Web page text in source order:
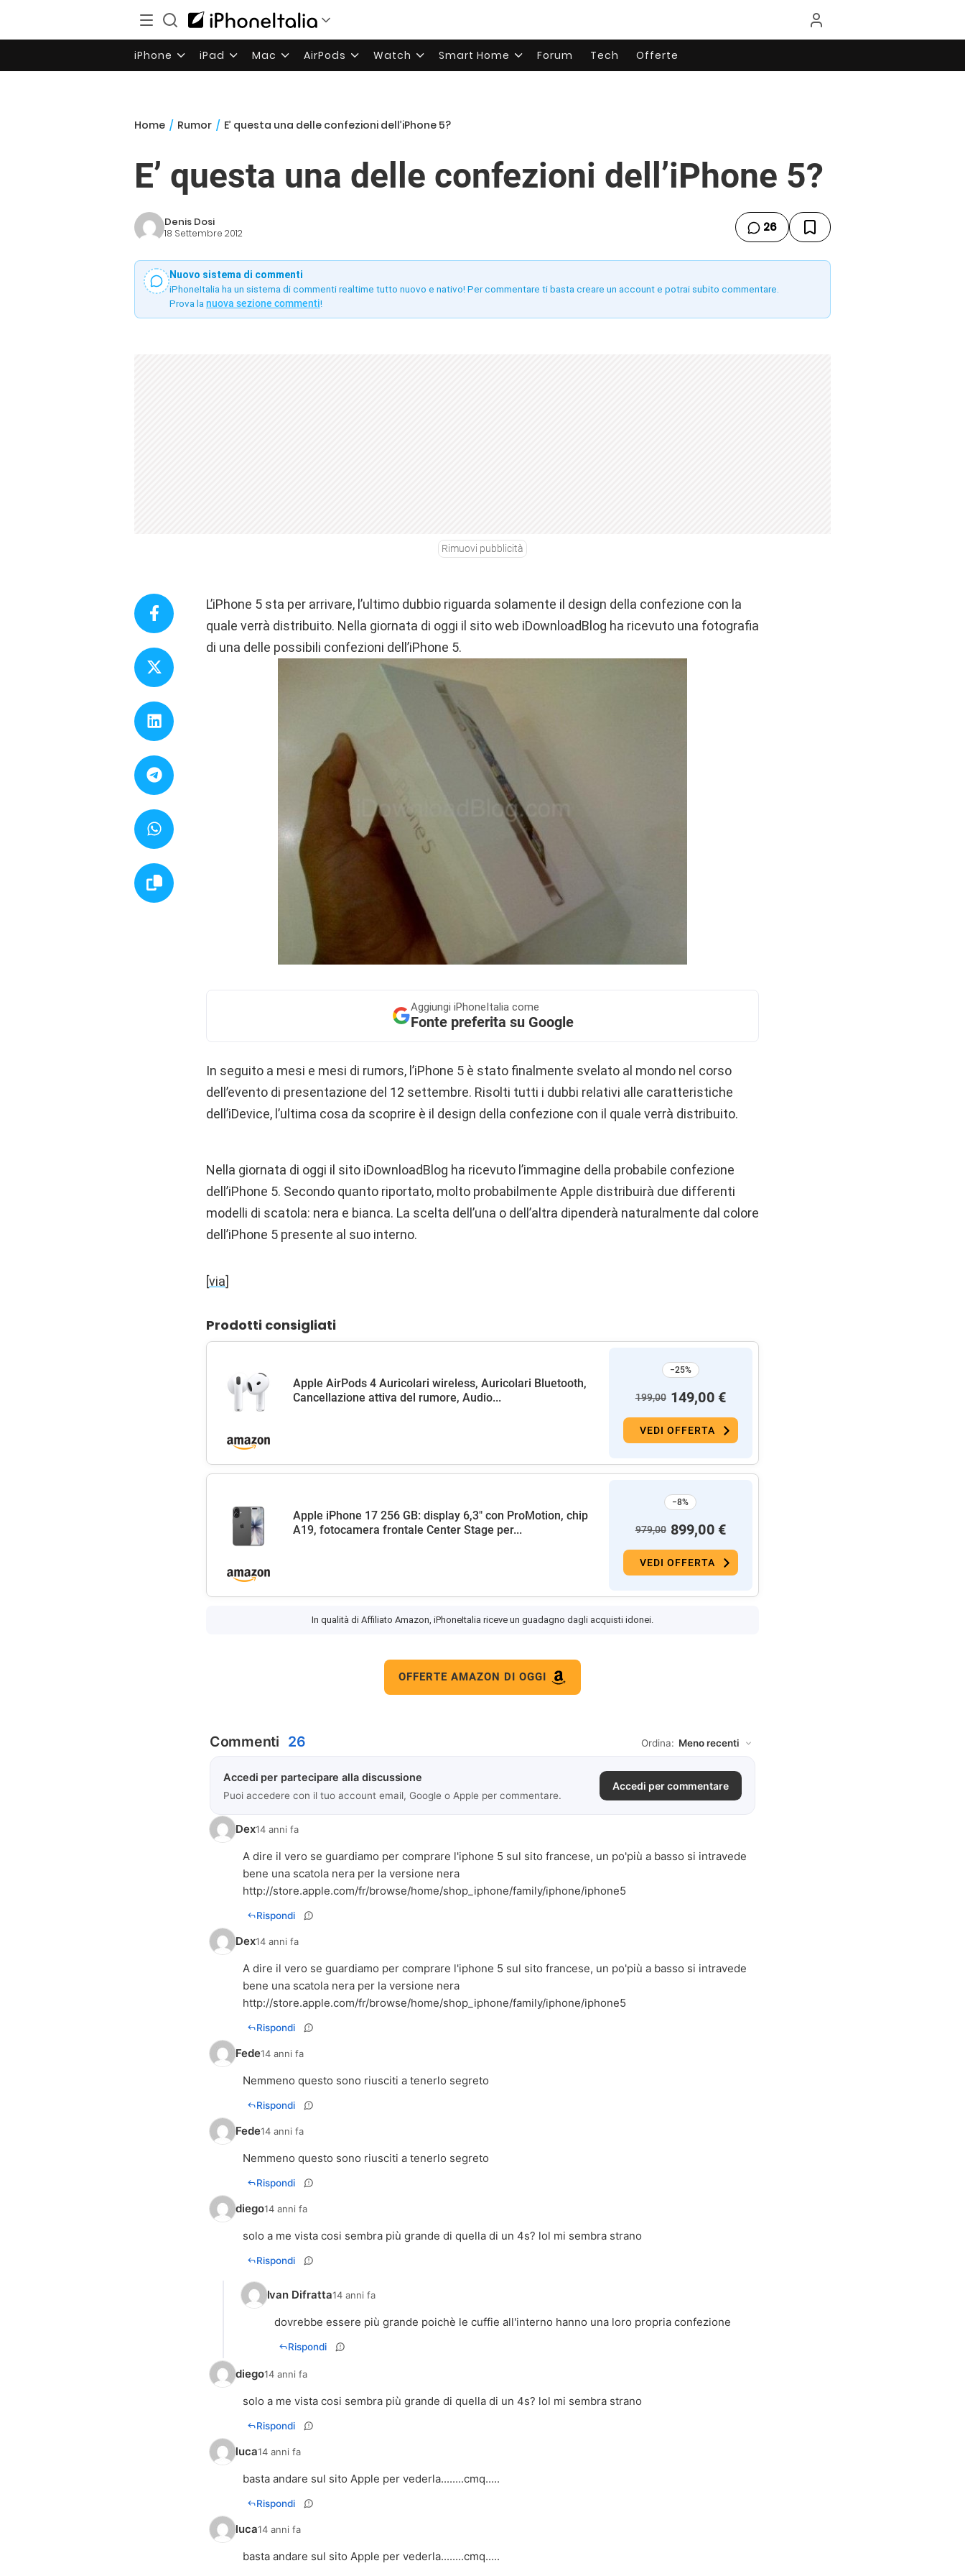
iPhone iPad Mac AirPods Watch Smart Home Forum Tech Offerte
Home / Rumor / E’ questa una delle confezioni dell’iPhone 5?
E’ questa una delle confezioni dell’iPhone 5?
Denis Dosi
18 Settembre 2012 26
Nuovo sistema di commenti
iPhoneItalia ha un sistema di commenti realtime tutto nuovo e nativo! Per commentare ti basta creare un account e potrai subito commentare.
Prova la nuova sezione commenti!
Rimuovi pubblicità
L’iPhone 5 sta per arrivare, l’ultimo dubbio riguarda solamente il design della confezione con la
quale verrà distribuito. Nella giornata di oggi il sito web iDownloadBlog ha ricevuto una fotografia
di una delle possibili confezioni dell’iPhone 5.
Aggiungi iPhoneItalia come
Fonte preferita su Google
In seguito a mesi e mesi di rumors, l’iPhone 5 è stato finalmente svelato al mondo nel corso
dell’evento di presentazione del 12 settembre. Risolti tutti i dubbi relativi alle caratteristiche
dell’iDevice, l’ultima cosa da scoprire è il design della confezione con il quale verrà distribuito.
Nella giornata di oggi il sito iDownloadBlog ha ricevuto l’immagine della probabile confezione
dell’iPhone 5. Secondo quanto riportato, molto probabilmente Apple distribuirà due differenti
modelli di scatola: nera e bianca. La scelta dell’una o dell’altra dipenderà naturalmente dal colore
dell’iPhone 5 presente al suo interno.
[via]
Prodotti consigliati
Apple AirPods 4 Auricolari wireless, Auricolari Bluetooth,
Cancellazione attiva del rumore, Audio...
−25%
199,00 149,00 €
VEDI OFFERTA
Apple iPhone 17 256 GB: display 6,3" con ProMotion, chip
A19, fotocamera frontale Center Stage per...
−8%
979,00 899,00 €
VEDI OFFERTA
In qualità di Affiliato Amazon, iPhoneItalia riceve un guadagno dagli acquisti idonei.
OFFERTE AMAZON DI OGGI
Commenti 26 Ordina:
Accedi per partecipare alla discussione
Puoi accedere con il tuo account email, Google o Apple per commentare.
Accedi per commentare
Dex14 anni fa
A dire il vero se guardiamo per comprare l'iphone 5 sul sito francese, un po'più a basso si intravede
bene una scatola nera per la versione nera
http://store.apple.com/fr/browse/home/shop_iphone/family/iphone/iphone5
Rispondi
Dex14 anni fa
A dire il vero se guardiamo per comprare l'iphone 5 sul sito francese, un po'più a basso si intravede
bene una scatola nera per la versione nera
http://store.apple.com/fr/browse/home/shop_iphone/family/iphone/iphone5
Rispondi
Fede14 anni fa
Nemmeno questo sono riusciti a tenerlo segreto
Rispondi
Fede14 anni fa
Nemmeno questo sono riusciti a tenerlo segreto
Rispondi
diego14 anni fa
solo a me vista cosi sembra più grande di quella di un 4s? lol mi sembra strano
Rispondi
Ivan Difratta14 anni fa
dovrebbe essere più grande poichè le cuffie all'interno hanno una loro propria confezione
Rispondi
diego14 anni fa
solo a me vista cosi sembra più grande di quella di un 4s? lol mi sembra strano
Rispondi
luca14 anni fa
basta andare sul sito Apple per vederla........cmq.....
Rispondi
luca14 anni fa
basta andare sul sito Apple per vederla........cmq.....